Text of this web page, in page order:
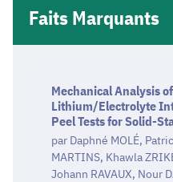
Faits Marquants
Analysis
the
Lithium/Electrolyte
Interface
Mechanical Analysis
Lithium/Electrolyte
Peel Tests for Solid-
par Daphné MOLÉ,
MARTINS, Khawla
Johann RAVAUX, Nour